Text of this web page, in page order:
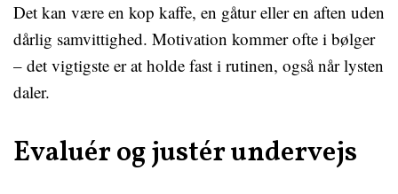
Det kan være en kop kaffe, en gåtur eller en aften uden
dårlig samvittighed. Motivation kommer ofte i bølger
– det vigtigste er at holde fast i rutinen, også når lysten
daler.
Evaluér og justér undervejs